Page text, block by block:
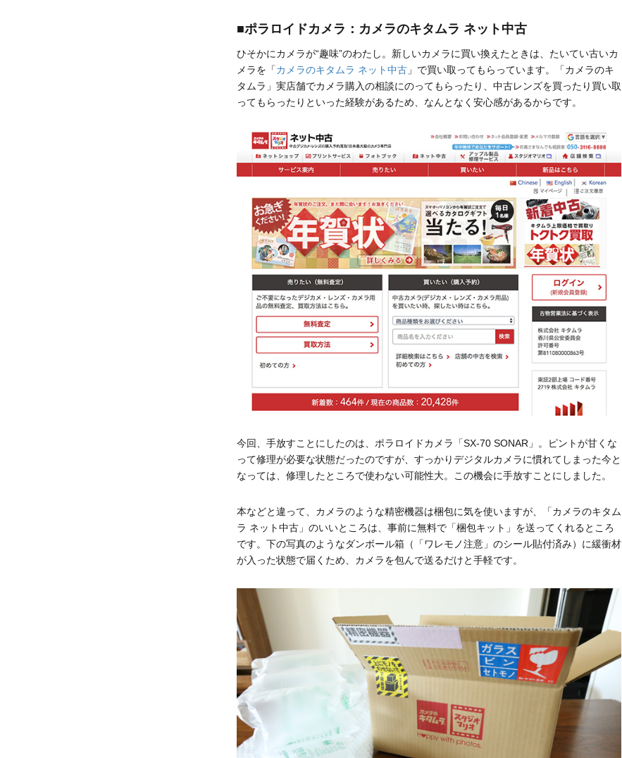
■ポラロイドカメラ：カメラのキタムラ ネット中古
ひそかにカメラが“趣味”のわたし。新しいカメラに買い換えたときは、たいてい古いカ
メラを「カメラのキタムラ ネット中古 」で買い取ってもらっています。「カメラのキ
タムラ」実店舗でカメラ購入の相談にのってもらったり、中古レンズを買ったり買い取
ってもらったりといった経験があるため、なんとなく安心感があるからです。
今回、手放すことにしたのは、ポラロイドカメラ「SX-70 SONAR」。ピントが甘くな
って修理が必要な状態だったのですが、すっかりデジタルカメラに慣れてしまった今と
なっては、修理したところで使わない可能性大。この機会に手放すことにしました。
本などと違って、カメラのような精密機器は梱包に気を使いますが、「カメラのキタム
ラ ネット中古」のいいところは、事前に無料で「梱包キット」を送ってくれるところ
です。下の写真のようなダンボール箱（「ワレモノ注意」のシール貼付済み）に緩衝材
が入った状態で届くため、カメラを包んで送るだけと手軽です。